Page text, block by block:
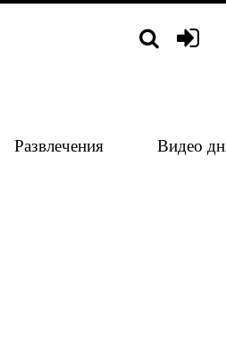
Развлечения Видео